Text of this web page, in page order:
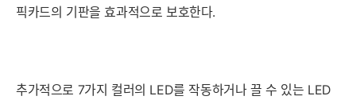
픽카드의 기판을 효과적으로 보호한다.
추가적으로 7가지 컬러의 LED를 작동하거나 끌 수 있는 LED